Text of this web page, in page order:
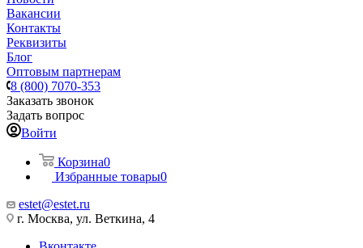
Вакансии
Контакты
Реквизиты
Блог
Оптовым партнерам
8 (800) 7070-353
Заказать звонок
Задать вопрос
Войти
Корзина0
Избранные товары0
estet@estet.ru
г. Москва, ул. Веткина, 4